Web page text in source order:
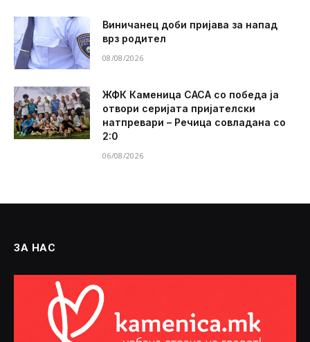
Виничанец доби пријава за напад
врз родител
08/08/2026
ЖФК Каменица САСА со победа ја
отвори серијата пријателски
натпревари – Речица совладана со
2:0
06/08/2026
ЗА НАС